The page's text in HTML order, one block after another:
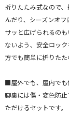
折りたたみ式なので
んだり、シーズンオ
サッと広げられるの
ないよう、安全ロッ
方でも簡単に折りたた
■屋外でも、屋内でも
脚裏には傷・変色防
ただけるセットです。